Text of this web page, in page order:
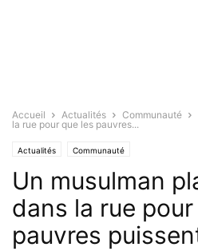
Accueil Actualités Communauté
la rue pour que les pauvres...
Actualités Communauté
Un musulman
dans la rue
pauvres